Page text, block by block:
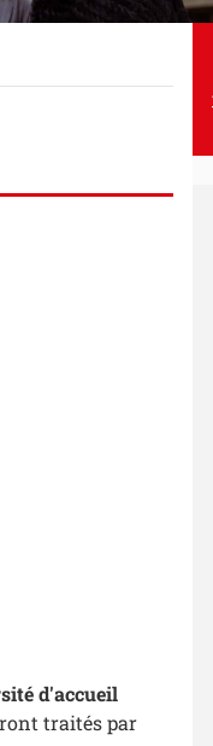
d'accueil
traités par